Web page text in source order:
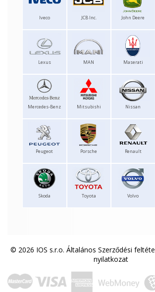
Iveco JCB Inc. John Deere
Lexus MAN Maserati
Mercedes-Benz Mitsubishi Nissan
Peugeot Porsche Renault
Skoda Toyota Volvo
© 2026 IOS s.r.o. Általános Szerződési
nyilatkozat